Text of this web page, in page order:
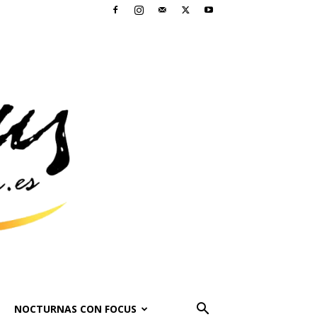
NOCTURNAS CON FOCUS